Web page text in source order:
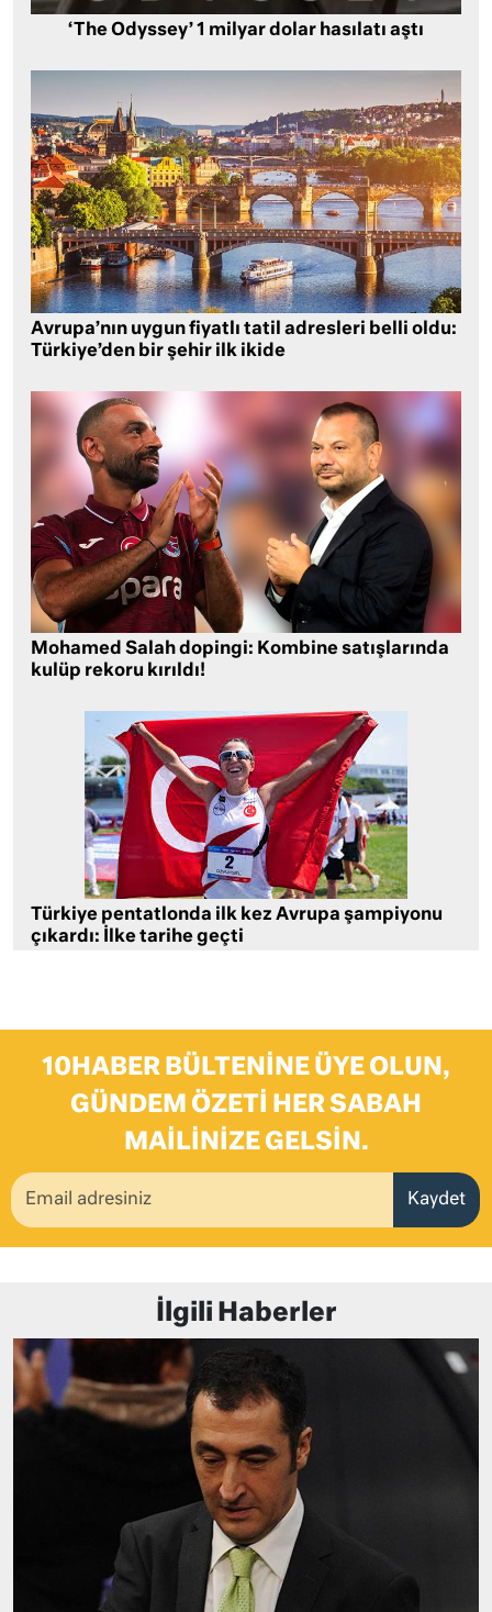
‘The Odyssey’ 1 milyar dolar hasılatı aştı
Avrupa’nın uygun fiyatlı tatil adresleri belli oldu:
Türkiye’den bir şehir ilk ikide
Mohamed Salah dopingi: Kombine satışlarında
kulüp rekoru kırıldı!
Türkiye pentatlonda ilk kez Avrupa şampiyonu
çıkardı: İlke tarihe geçti
10HABER BÜLTENINE ÜYE OLUN,
GÜNDEM ÖZETI HER SABAH
MAILINIZE GELSIN.
Kaydet
İlgili Haberler